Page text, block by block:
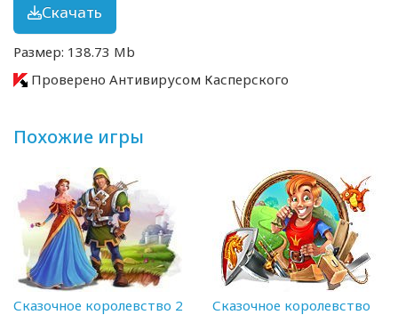
Скачать
Размер: 138.73 Mb
Проверено Антивирусом Касперского
Похожие игры
Сказочное королевство 2 Сказочное королевство